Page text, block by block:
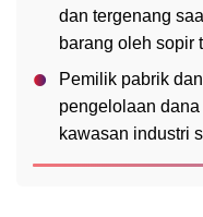
dan tergenang
barang oleh sopir
Pemilik pabrik
pengelolaan
kawasan industri